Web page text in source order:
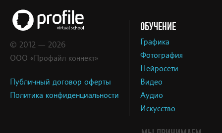
© 2012 — 2026
ООО «Профайл коннект»
Публичный договор оферты
Политика конфиденциальности
ОБУЧЕНИЕ
Графика
Фотография
Нейросети
Видео
Аудио
Искусство